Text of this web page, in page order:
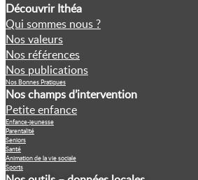
Découvrir Ithéa
Qui sommes nous ?
Nos valeurs
Nos références
Nos publications
Nos Bonnes Pratiques
Nos champs d’intervention
Petite enfance
Enfance-jeunesse
Parentalité
Seniors
Santé
Animation de la vie sociale
Sports